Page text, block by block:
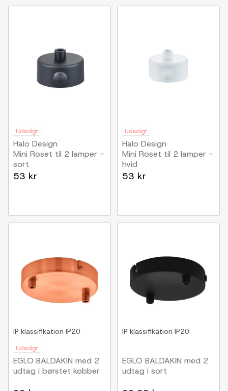
Udsolgt
Halo Design
Mini Roset til 2 lamper -
sort
53 kr
Udsolgt
Halo Design
Mini Roset til 2 lamper -
hvid
53 kr
Udsolgt
IP klassifikation IP20
EGLO BALDAKIN med 2
udtag i børstet kobber
IP klassifikation IP20
EGLO BALDAKIN med 2
udtag i sort